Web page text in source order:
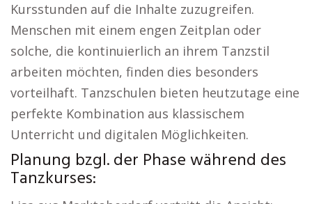
Kursstunden auf die Inhalte zuzugreifen.
Menschen mit einem engen Zeitplan oder
solche, die kontinuierlich an ihrem Tanzstil
arbeiten möchten, finden dies besonders
vorteilhaft. Tanzschulen bieten heutzutage eine
perfekte Kombination aus klassischem
Unterricht und digitalen Möglichkeiten.
Planung bzgl. der Phase während des
Tanzkurses: